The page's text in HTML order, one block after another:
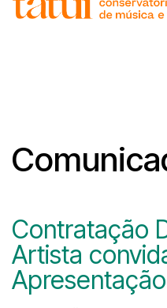
Contratação
Artista
Apresentação